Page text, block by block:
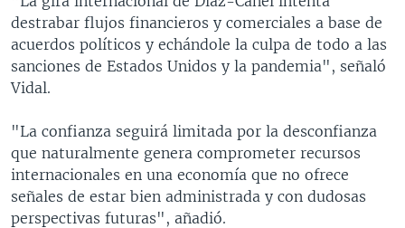
destrabar flujos financieros y comerciales a base de
acuerdos políticos y echándole la culpa de todo a las
sanciones de Estados Unidos y la pandemia", señaló
Vidal.
"La confianza seguirá limitada por la desconfianza
que naturalmente genera comprometer recursos
internacionales en una economía que no ofrece
señales de estar bien administrada y con dudosas
perspectivas futuras", añadió.